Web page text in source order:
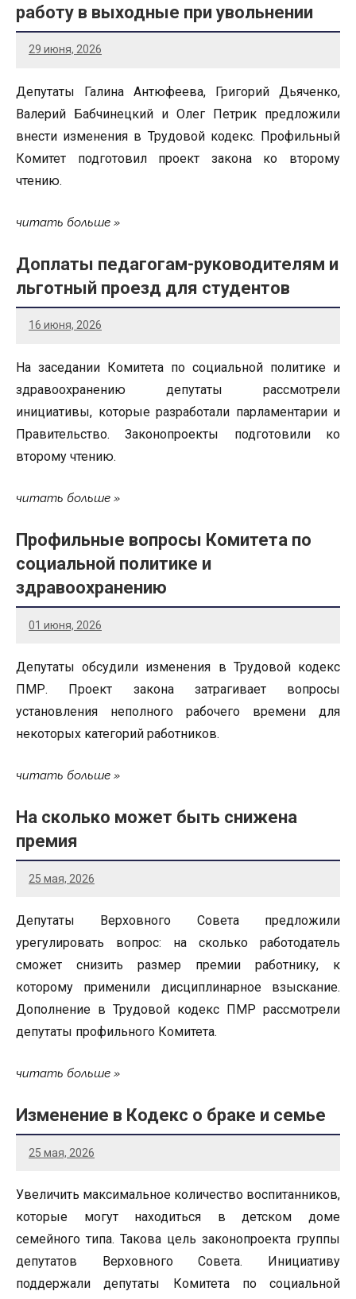
работу в выходные при увольнении
29 июня, 2026
Депутаты Галина Антюфеева, Григорий Дьяченко,
Валерий Бабчинецкий и Олег Петрик предложили
внести изменения в Трудовой кодекс. Профильный
Комитет подготовил проект закона ко второму
чтению.
читать больше
Доплаты педагогам-руководителям и
льготный проезд для студентов
16 июня, 2026
На заседании Комитета по социальной политике и
здравоохранению депутаты рассмотрели
инициативы, которые разработали парламентарии и
Правительство. Законопроекты подготовили ко
второму чтению.
читать больше
Профильные вопросы Комитета по
социальной политике и
здравоохранению
01 июня, 2026
Депутаты обсудили изменения в Трудовой кодекс
ПМР. Проект закона затрагивает вопросы
установления неполного рабочего времени для
некоторых категорий работников.
читать больше
На сколько может быть снижена
премия
25 мая, 2026
Депутаты Верховного Совета предложили
урегулировать вопрос: на сколько работодатель
сможет снизить размер премии работнику, к
которому применили дисциплинарное взыскание.
Дополнение в Трудовой кодекс ПМР рассмотрели
депутаты профильного Комитета.
читать больше
Изменение в Кодекс о браке и семье
25 мая, 2026
Увеличить максимальное количество воспитанников,
которые могут находиться в детском доме
семейного типа. Такова цель законопроекта группы
депутатов Верховного Совета. Инициативу
поддержали депутаты Комитета по социальной